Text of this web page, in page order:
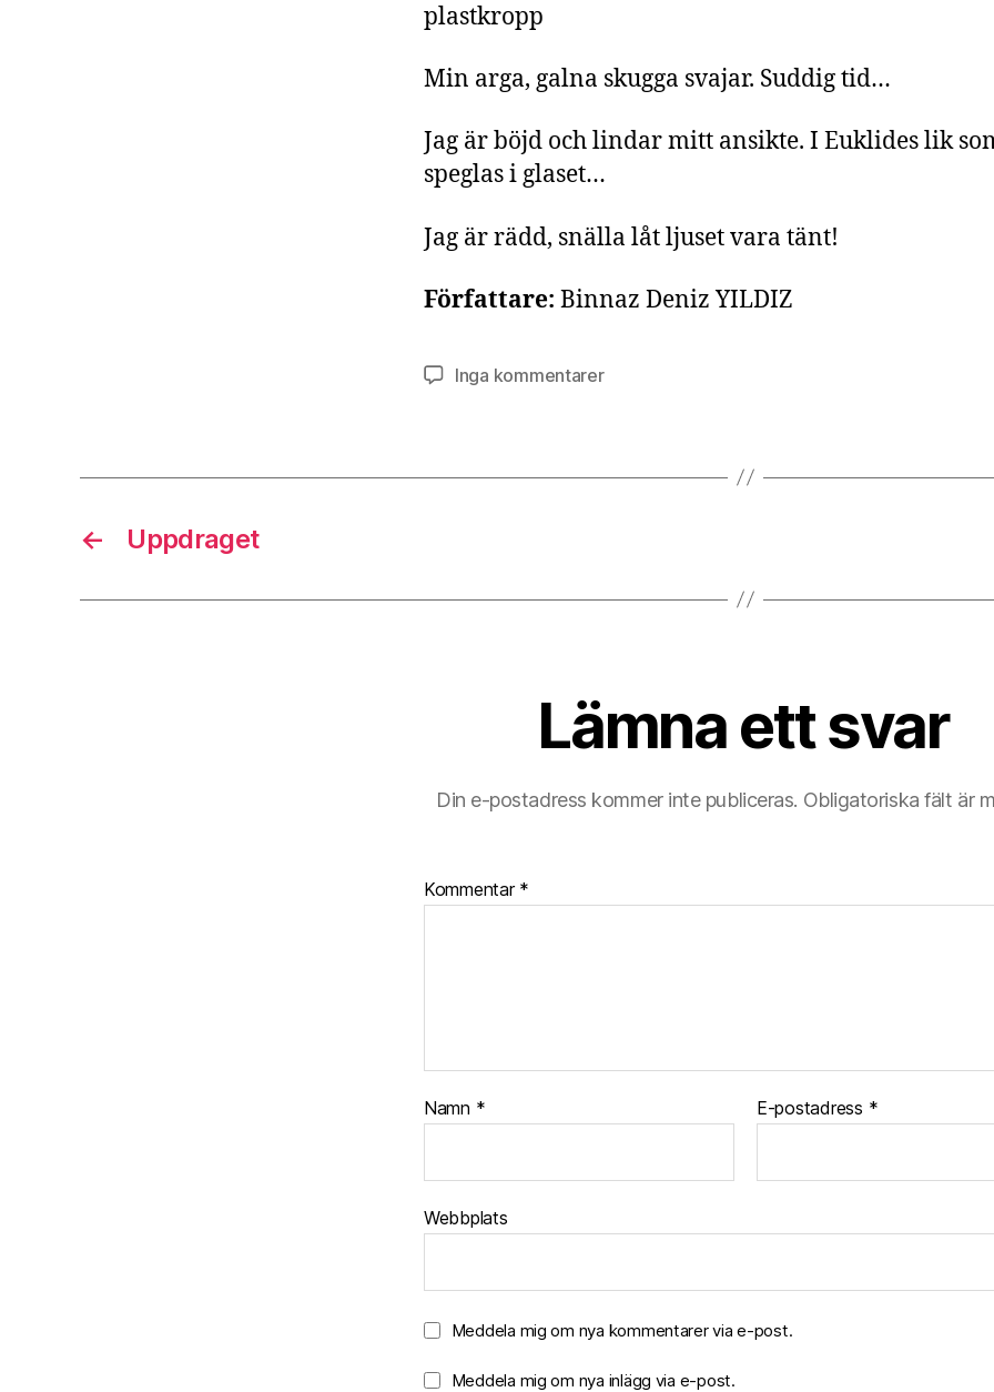
plastkropp
Min arga, galna skugga svajar. Suddig tid…
Jag är böjd och lindar mitt ansikte. I Euklides lik
speglas i glaset…
Jag är rädd, snälla låt ljuset vara tänt!
Författare: Binnaz Deniz YILDIZ
Inga kommentarertill
← Uppdraget
Lämna ett svar
Din e-postadress kommer inte publiceras. Obligatoriska fält är
Kommentar *
Namn * E-postadress *
Webbplats
Meddela mig om nya kommentarer via e-post.
Meddela mig om nya inlägg via e-post.